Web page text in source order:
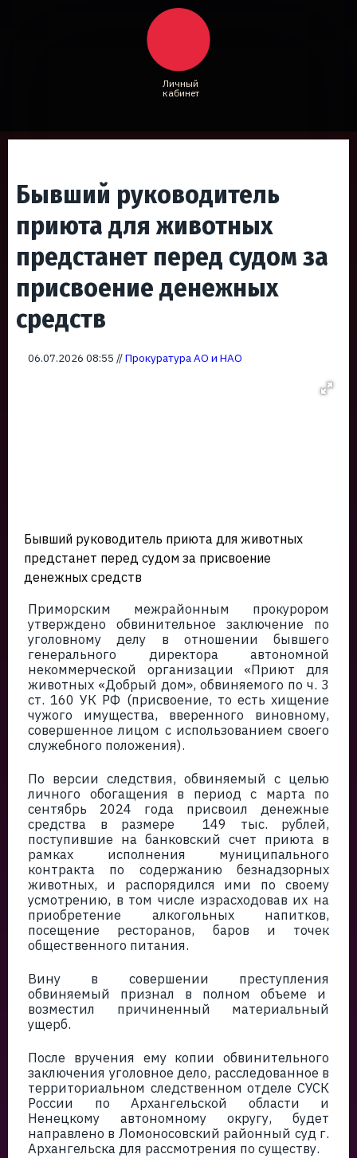
Личный
кабинет
Бывший руководитель
приюта для животных
предстанет перед судом за
присвоение денежных
средств
06.07.2026 08:55 //Прокуратура АО и НАО
Бывший руководитель приюта для животных
предстанет перед судом за присвоение
денежных средств
Приморским межрайонным прокурором
утверждено обвинительное заключение по
уголовному делу в отношении бывшего
генерального директора автономной
некоммерческой организации «Приют для
животных «Добрый дом», обвиняемого по ч. 3
ст. 160 УК РФ (присвоение, то есть хищение
чужого имущества, вверенного виновному,
совершенное лицом с использованием своего
служебного положения).
По версии следствия, обвиняемый с целью
личного обогащения в период с марта по
сентябрь 2024 года присвоил денежные
средства в размере 149 тыс. рублей,
поступившие на банковский счет приюта в
рамках исполнения муниципального
контракта по содержанию безнадзорных
животных, и распорядился ими по своему
усмотрению, в том числе израсходовав их на
приобретение алкогольных напитков,
посещение ресторанов, баров и точек
общественного питания.
Вину в совершении преступления
обвиняемый признал в полном объеме и
возместил причиненный материальный
ущерб.
После вручения ему копии обвинительного
заключения уголовное дело, расследованное в
территориальном следственном отделе СУСК
России по Архангельской области и
Ненецкому автономному округу, будет
направлено в Ломоносовский районный суд г.
Архангельска для рассмотрения по существу.